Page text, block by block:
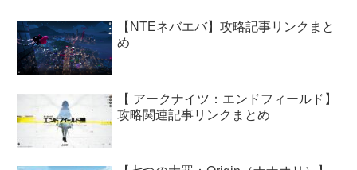
【NTEネバエバ】攻略記事リンクまと
め
【 アークナイツ：エンドフィールド】
攻略関連記事リンクまとめ